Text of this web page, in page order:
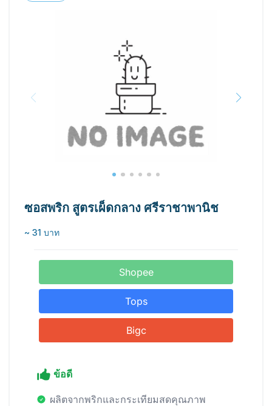
ซอสพริก สูตรเผ็ดกลาง ศรีราชาพานิช
~ 31 บาท
Shopee
Tops
Bigc
ข้อดี
ผลิตจากพริกและกระเทียมสดคุณภาพ